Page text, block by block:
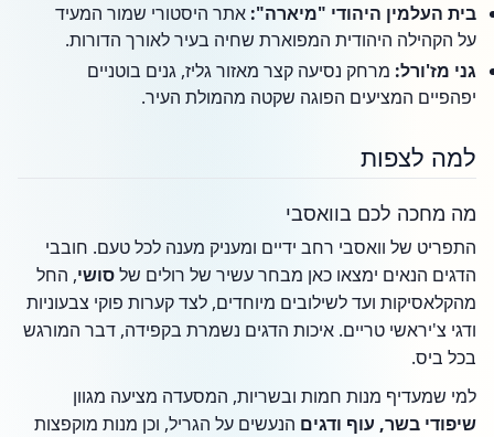
בית העלמין היהודי "מיארה": אתר היסטורי שמור המעיד
על הקהילה היהודית המפוארת שחיה בעיר לאורך הדורות.
גני מז'ורל: מרחק נסיעה קצר מאזור גליז, גנים בוטניים
יפהפיים המציעים הפוגה שקטה מהמולת העיר.
למה לצפות
מה מחכה לכם בוואסבי
התפריט של וואסבי רחב ידיים ומעניק מענה לכל טעם. חובבי
הדגים הנאים ימצאו כאן מבחר עשיר של רולים שלסושי, החל
מהקלאסיקות ועד לשילובים מיוחדים, לצד קערות פוקי צבעוניות
ודגי צ'יראשי טריים. איכות הדגים נשמרת בקפידה, דבר המורגש
בכל ביס.
למי שמעדיף מנות חמות ובשריות, המסעדה מציעה מגוון
שיפודי בשר, עוף ודגים הנעשים על הגריל, וכן מנות מוקפצות